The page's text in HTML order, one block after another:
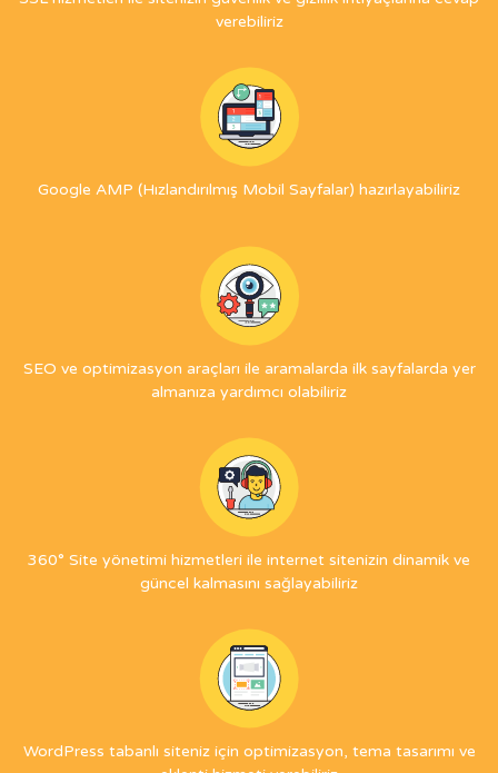
verebiliriz
Google AMP (Hızlandırılmış Mobil Sayfalar) hazırlayabiliriz
SEO ve optimizasyon araçları ile aramalarda ilk sayfalarda yer
almanıza yardımcı olabiliriz
360° Site yönetimi hizmetleri ile internet sitenizin dinamik ve
güncel kalmasını sağlayabiliriz
WordPress tabanlı siteniz için optimizasyon, tema tasarımı ve